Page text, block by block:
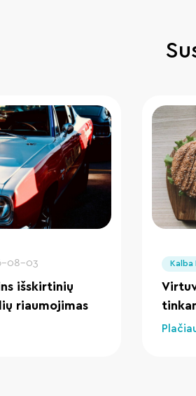
08-03
išskirtinių
riaumojimas
Kalba